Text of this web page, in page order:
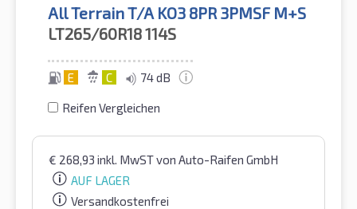
All Terrain T/A KO3 8PR 3PMSF M+S
LT265/60R18114S
E C 74 dB
Reifen Vergleichen
€ 268,93 inkl. MwSTvon Auto-Raifen GmbH
AUF LAGER
Versandkostenfrei